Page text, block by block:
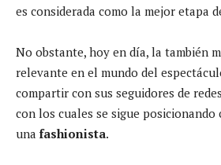
es considerada como la mejor etapa
No obstante, hoy en día, la también
relevante en el mundo del
compartir con sus seguidores de
con los cuales se sigue posicionando
una fashionista.